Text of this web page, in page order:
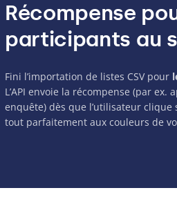
Récompense
participants au
Fini l’importation de listes CSVpour
L’API envoie la récompense (par
enquête) dès que l’utilisateur clique
tout parfaitement aux couleurs de